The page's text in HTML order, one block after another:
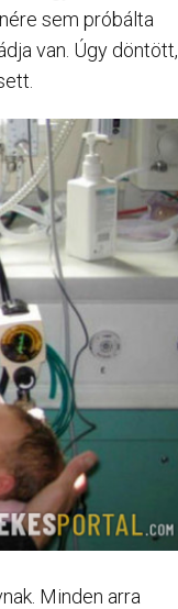
sem próbálta
van. Úgy döntött,
Minden arra